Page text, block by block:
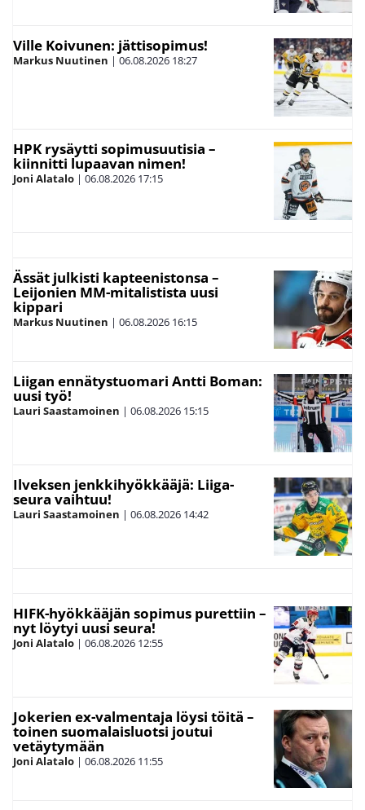
Ville Koivunen: jättisopimus!
Markus Nuutinen | 06.08.2026 18:27
HPK rysäytti sopimusuutisia –
kiinnitti lupaavan nimen!
Joni Alatalo | 06.08.2026 17:15
Ässät julkisti kapteenistonsa –
Leijonien MM-mitalistista uusi
kippari
Markus Nuutinen | 06.08.2026 16:15
Liigan ennätystuomari Antti Boman:
uusi työ!
Lauri Saastamoinen | 06.08.2026 15:15
Ilveksen jenkkihyökkääjä: Liiga-
seura vaihtuu!
Lauri Saastamoinen | 06.08.2026 14:42
HIFK-hyökkääjän sopimus purettiin –
nyt löytyi uusi seura!
Joni Alatalo | 06.08.2026 12:55
Jokerien ex-valmentaja löysi töitä –
toinen suomalaisluotsi joutui
vetäytymään
Joni Alatalo | 06.08.2026 11:55